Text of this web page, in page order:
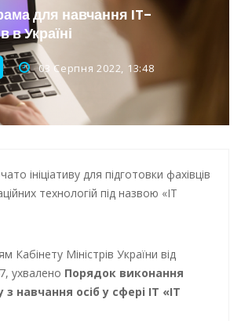
нові локації для підвезення води
для навчання IT-
в Україні
03 Серпня 2022, 13:48
ініціативу для підготовки фахівців
технологій під назвою «IT
Кабінету Міністрів України від
ухвалено Порядок виконання
навчання осіб у сфері ІТ «IT